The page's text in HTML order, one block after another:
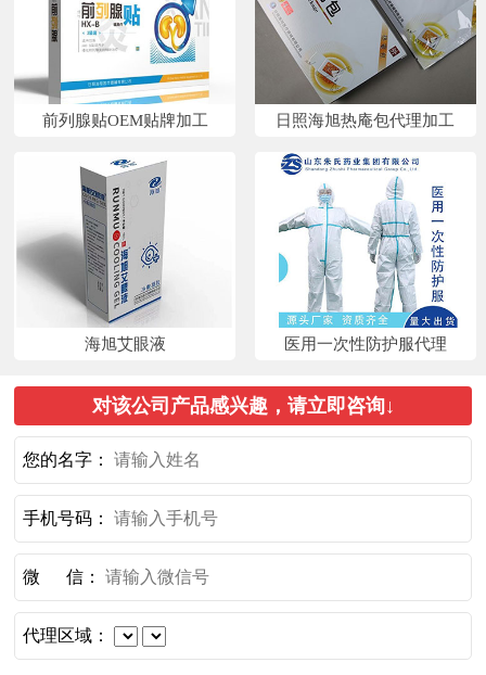
前列腺贴OEM贴牌加工 日照海旭热庵包代理加工
海旭艾眼液 医用一次性防护服代理
对该公司产品感兴趣，请立即咨询↓
您的名字：
手机号码：
微 信：
代理区域：